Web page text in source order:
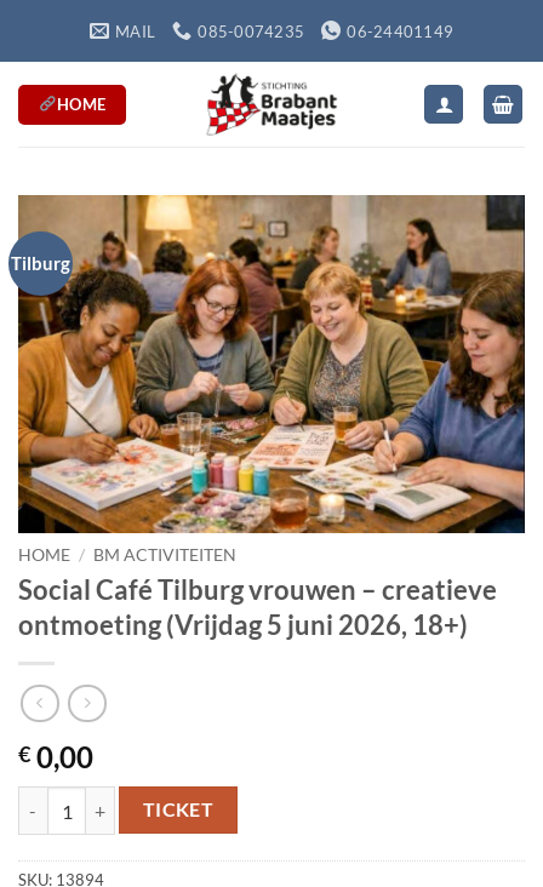
MAIL 085-0074235 06-24401149
HOME
Tilburg
HOME / BM ACTIVITEITEN
Social Café Tilburg vrouwen – creatieve
ontmoeting (Vrijdag 5 juni 2026, 18+)
€ 0,00
Social Café Tilburg vrouwen – creatieve ontmoeting (Vrijdag 5 juni
TICKET
SKU: 13894